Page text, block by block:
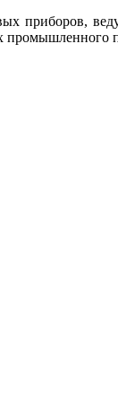
приборов,
промышленного